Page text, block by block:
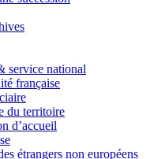
service national
française
du territoire
d’accueil
étrangers non européens